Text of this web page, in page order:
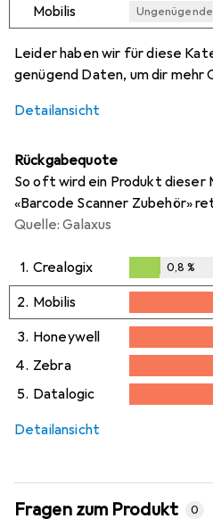
Mobilis
Leider haben wir für diese
genügend Daten, um dir mehr
Detailansicht
Rückgabequote
So oft wird ein Produkt dieser
«Barcode Scanner Zubehör»
Quelle: Galaxus
1. Crealogix
0,8%
0,8 %
2. Mobilis
3. Honeywell
4. Zebra
5. Datalogic
Detailansicht
Fragen zum Produkt 0